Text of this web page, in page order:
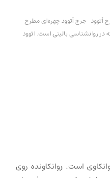
اَتوود جرج اَتوود چهره‌ای مطرح
در روانشناسی بالینی است. اتوود
است. روانکاونده روی